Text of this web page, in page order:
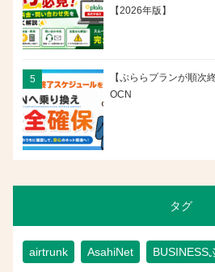
【2026年版】
【ぷららプランが順次
OCN
タグ
airtrunk AsahiNet BUSINESS